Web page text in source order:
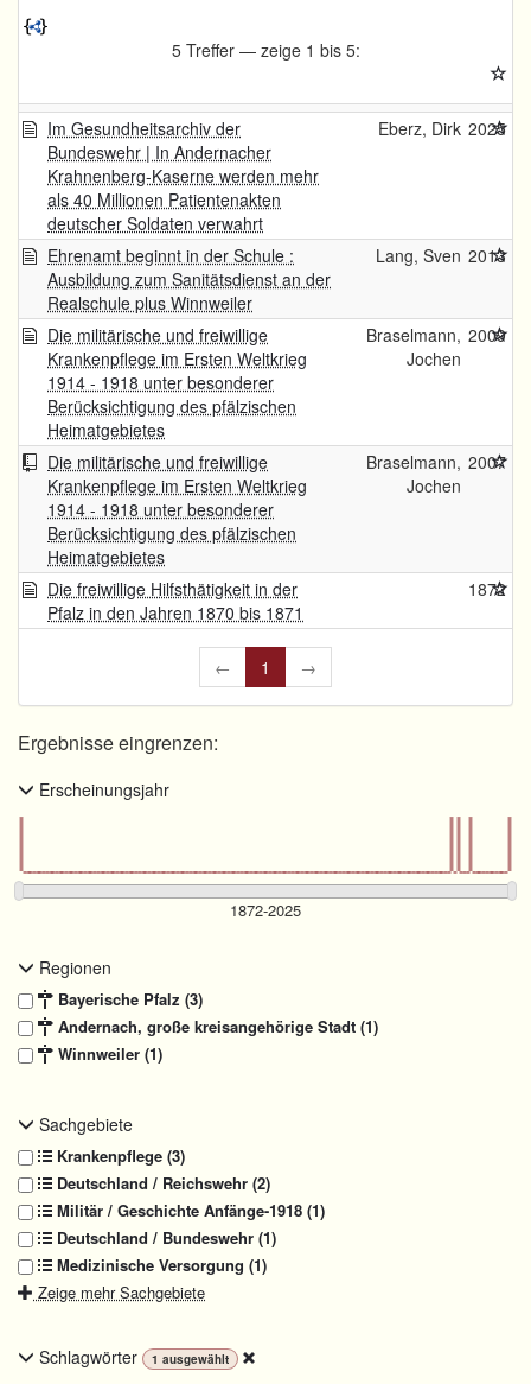
5 Treffer — zeige 1 bis 5:
Im Gesundheitsarchiv der
Bundeswehr | In Andernacher
Krahnenberg-Kaserne werden mehr
als 40 Millionen Patientenakten
deutscher Soldaten verwahrt
Eberz, Dirk 2025
Ehrenamt beginnt in der Schule :
Ausbildung zum Sanitätsdienst an der
Realschule plus Winnweiler
Lang, Sven 2013
Die militärische und freiwillige
Krankenpflege im Ersten Weltkrieg
1914 - 1918 unter besonderer
Berücksichtigung des pfälzischen
Heimatgebietes
Braselmann,
Jochen
2009
Die militärische und freiwillige
Krankenpflege im Ersten Weltkrieg
1914 - 1918 unter besonderer
Berücksichtigung des pfälzischen
Heimatgebietes
Braselmann,
Jochen
2007
Die freiwillige Hilfsthätigkeit in der
Pfalz in den Jahren 1870 bis 1871
1872
← 1 →
Ergebnisse eingrenzen:
Erscheinungsjahr
Regionen
Bayerische Pfalz (3)
Andernach, große kreisangehörige Stadt (1)
Winnweiler (1)
Sachgebiete
Krankenpflege (3)
Deutschland / Reichswehr (2)
Militär / Geschichte Anfänge-1918 (1)
Deutschland / Bundeswehr (1)
Medizinische Versorgung (1)
Zeige mehr Sachgebiete
Schlagwörter 1 ausgewählt